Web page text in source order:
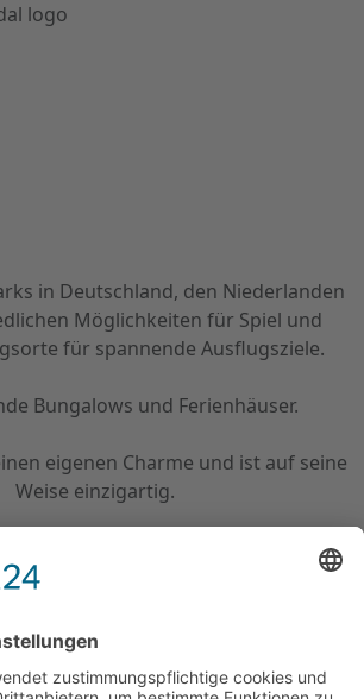
in Deutschland, den Niederlanden
Möglichkeiten für Spiel und
für spannende Ausflugsziele.
Bungalows und Ferienhäuser.
eigenen Charme und ist auf seine
Weise einzigartig.
gewähltes Ziel ein individuelles
Niederlanden.